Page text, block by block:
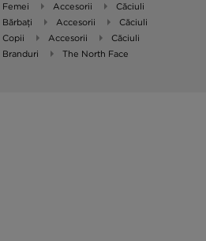
Femei Accesorii
Căciuli
Bărbați
Accesorii
Căciuli
Copii
Accesorii
Căciuli
Branduri
The North Face